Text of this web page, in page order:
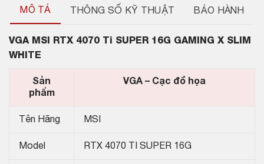
MÔ TẢ THÔNG SỐ KỸ THUẬT BẢO HÀNH
VGA MSI RTX 4070 Ti SUPER 16G GAMING X SLIM
WHITE
Sản
phẩm
VGA – Cạc đồ họa
Tên Hãng MSI
Model RTX 4070 TI SUPER 16G